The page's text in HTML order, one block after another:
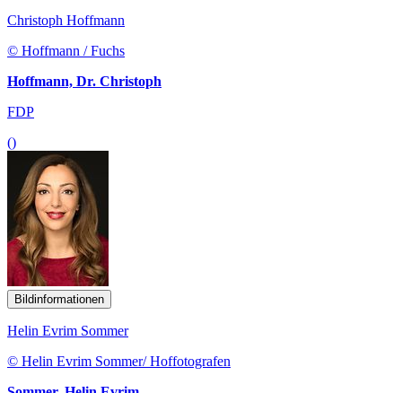
Christoph Hoffmann
© Hoffmann / Fuchs
Hoffmann, Dr. Christoph
FDP
()
Bildinformationen
Helin Evrim Sommer
© Helin Evrim Sommer/ Hoffotografen